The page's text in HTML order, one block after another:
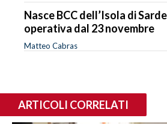
Nasce BCC dell’Isola di
operativa dal 23 novembre
Matteo Cabras
ARTICOLI CORRELATI